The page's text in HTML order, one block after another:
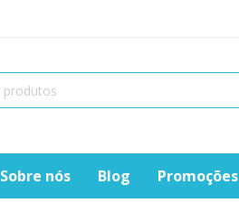
Sobre nós Blog Promoções